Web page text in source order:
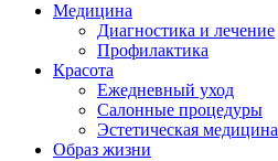
Медицина
Диагностика и лечение
Профилактика
Красота
Ежедневный уход
Салонные процедуры
Эстетическая медицина
Образ жизни